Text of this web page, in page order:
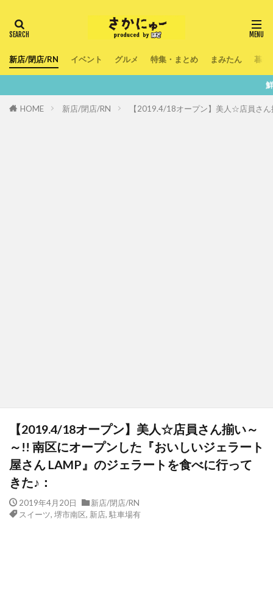
新店/閉店/RN イベント グルメ 特集・まとめ まみたん 暮ら
鮮度100％！堺・
HOME 新店/閉店/RN 【2019.4/18オープン】美人☆店員さ
【2019.4/18オープン】美人☆店員さん揃い～
～!! 南区にオープンした『おいしいジェラート
屋さん LAMP』のジェラートを食べに行って
きた♪：
2019年4月20日
新店/閉店/RN
スイーツ, 堺市南区, 新店, 駐車場有